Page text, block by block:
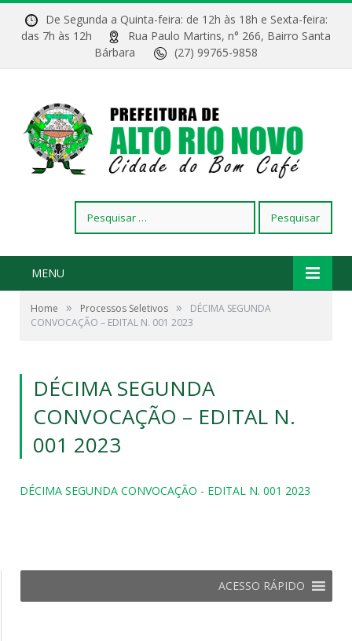
De Segunda a Quinta-feira: de 12h às 18h e Sexta-feira:
das 7h às 12h
Rua Paulo Martins, n° 266, Bairro Santa
Bárbara
(27) 99765-9858
por:
MENU
Home » Processos Seletivos »
DÉCIMA SEGUNDA
CONVOCAÇÃO – EDITAL N. 001 2023
DÉCIMA SEGUNDA
CONVOCAÇÃO – EDITAL N.
001 2023
DÉCIMA SEGUNDA CONVOCAÇÃO - EDITAL N. 001 2023
ACESSO RÁPIDO